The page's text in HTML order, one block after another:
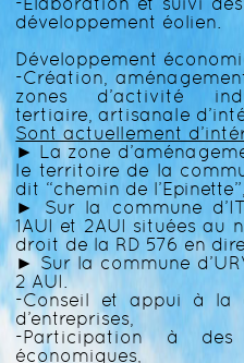
développement éolien.
Développement
-Création,
zones d’activité
tertiaire, artisanale
Sont actuellement
► La zone
le territoire de la
dit “chemin de l’Epinette”,
► Sur la commune
1AUI et 2AUI situées au
droit de la RD 576 en
► Sur la commune
2 AUI.
-Conseil et appui à la
d’entreprises,
-Participation à des
économiques,